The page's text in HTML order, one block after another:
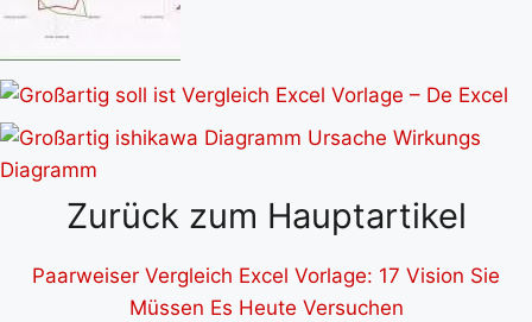
Zurück zum Hauptartikel
Paarweiser Vergleich Excel Vorlage: 17 Vision Sie
Müssen Es Heute Versuchen